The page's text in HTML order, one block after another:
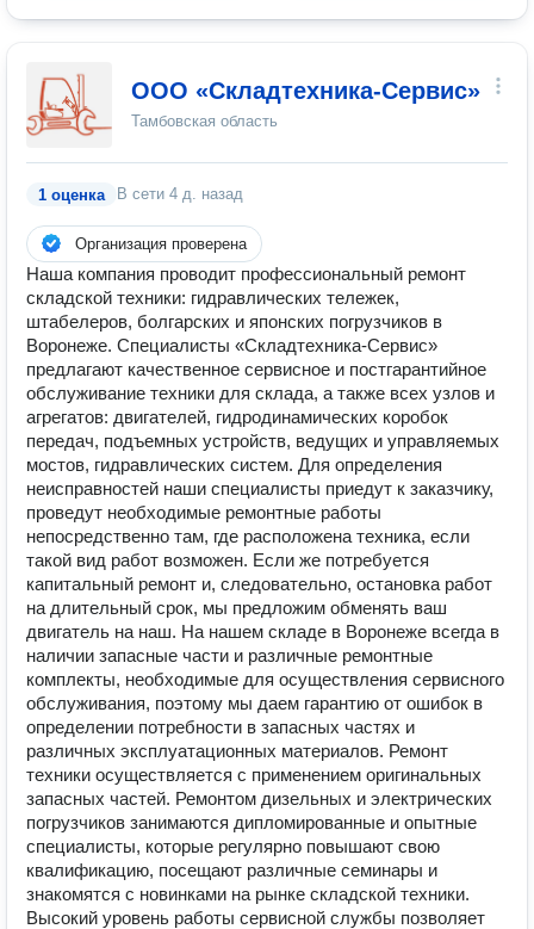
ООО «Складтехника-Сервис»
Тамбовская область
1 оценка В сети 4 д. назад
Организация проверена
Наша компания проводит профессиональный ремонт
складской техники: гидравлических тележек,
штабелеров, болгарских и японских погрузчиков в
Воронеже. Специалисты «Складтехника-Сервис»
предлагают качественное сервисное и постгарантийное
обслуживание техники для склада, а также всех узлов и
агрегатов: двигателей, гидродинамических коробок
передач, подъемных устройств, ведущих и управляемых
мостов, гидравлических систем. Для определения
неисправностей наши специалисты приедут к заказчику,
проведут необходимые ремонтные работы
непосредственно там, где расположена техника, если
такой вид работ возможен. Если же потребуется
капитальный ремонт и, следовательно, остановка работ
на длительный срок, мы предложим обменять ваш
двигатель на наш. На нашем складе в Воронеже всегда в
наличии запасные части и различные ремонтные
комплекты, необходимые для осуществления сервисного
обслуживания, поэтому мы даем гарантию от ошибок в
определении потребности в запасных частях и
различных эксплуатационных материалов. Ремонт
техники осуществляется с применением оригинальных
запасных частей. Ремонтом дизельных и электрических
погрузчиков занимаются дипломированные и опытные
специалисты, которые регулярно повышают свою
квалификацию, посещают различные семинары и
знакомятся с новинками на рынке складской техники.
Высокий уровень работы сервисной службы позволяет